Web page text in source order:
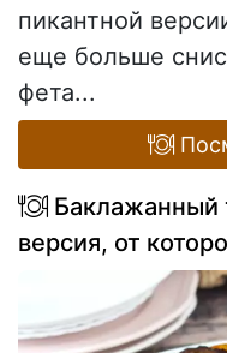
пикантной
еще больше
фета...
Баклажанный
версия, от